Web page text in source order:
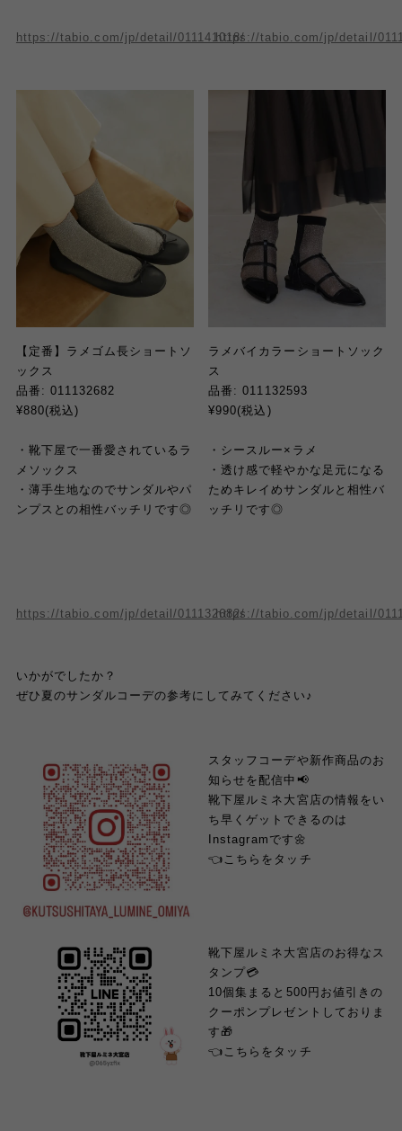
https://tabio.com/jp/detail/011141018/https://tabio.com/jp/detail/
【定番】ラメゴム長ショートソ
ックス
品番: 011132682
¥880(税込)
・靴下屋で一番愛されているラ
メソックス
・薄手生地なのでサンダルやパ
ンプスとの相性バッチリです◎
ラメバイカラーショートソック
ス
品番: 011132593
¥990(税込)
・シースルー×ラメ
・透け感で軽やかな足元になる
ためキレイめサンダルと相性バ
ッチリです◎
https://tabio.com/jp/detail/011132682/https://tabio.com/jp/detail/
いかがでしたか？
ぜひ夏のサンダルコーデの参考にしてみてください♪
スタッフコーデや新作商品のお
知らせを配信中📢
靴下屋ルミネ大宮店の情報をい
ち早くゲットできるのは
Instagramです🌼
👈こちらをタッチ
靴下屋ルミネ大宮店のお得なス
タンプ💳
10個集まると500円お値引きの
クーポンプレゼントしておりま
す🎁
👈こちらをタッチ